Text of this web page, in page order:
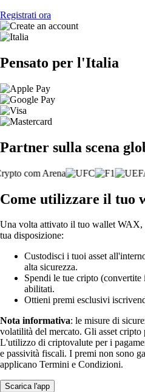
Registrati ora
Pensato per l'Italia
Partner sulla scena
Come utilizzare il tuo
Una volta attivato il tuo wallet WAX,
tua disposizione:
Custodisci i tuoi asset
alta sicurezza.
Spendi le tue cripto
abilitati.
Ottieni premi esclusivi
Nota informativa: le misure di
volatilità del mercato. Gli asset cripto
L'utilizzo di criptovalute per i
e passività fiscali. I premi non sono
applicano Termini e Condizioni.
Scarica l'app